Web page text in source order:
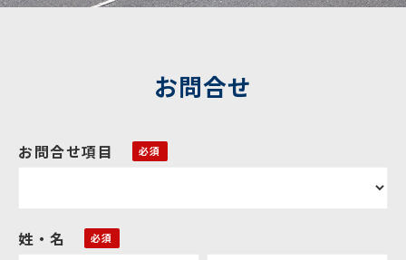
お問合せ
お問合せ項目
姓・名